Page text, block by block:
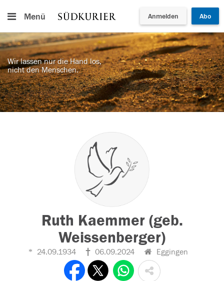
Menü Anmelden Abo
Wir lassen nur die Hand los,
nicht den Menschen.
Ruth Kaemmer (geb.
Weissenberger)
24.09.1934 06.09.2024 Eggingen